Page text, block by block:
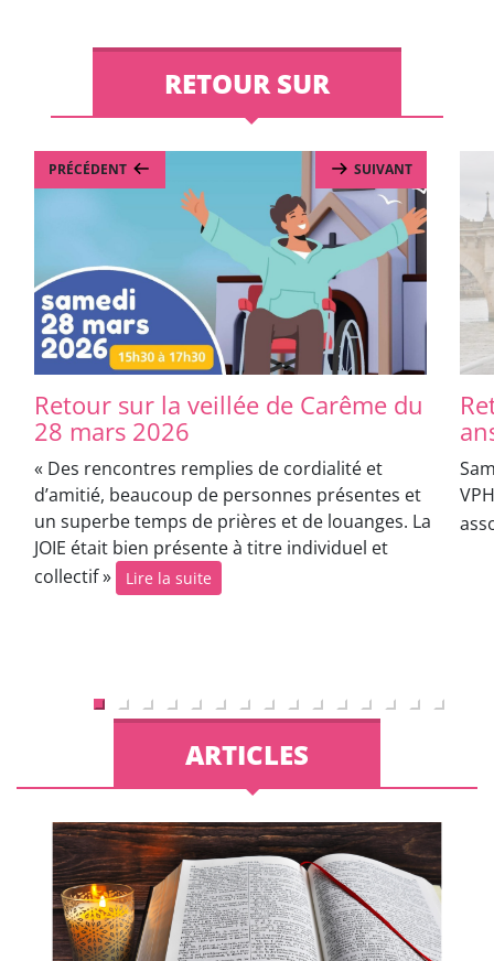
RETOUR SUR
PRÉCÉDENT
Retour sur la veillée de Carême du
28 mars 2026
« Des rencontres remplies de cordialité et
d’amitié, beaucoup de personnes présentes et
un superbe temps de prières et de louanges. La
JOIE était bien présente à titre individuel et
collectif »
Lire la suite
SUIVANT
ARTICLES